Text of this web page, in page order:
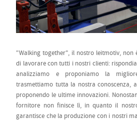
"Walking together", il nostro leitmotiv, non
di lavorare con tutti i nostri clienti:
analizziamo e proponiamo la
trasmettiamo tutta la nostra conoscenza,
proponendo le ultime innovazioni.
fornitore non finisce lì, in quanto il
garantisce che la produzione con i nostri